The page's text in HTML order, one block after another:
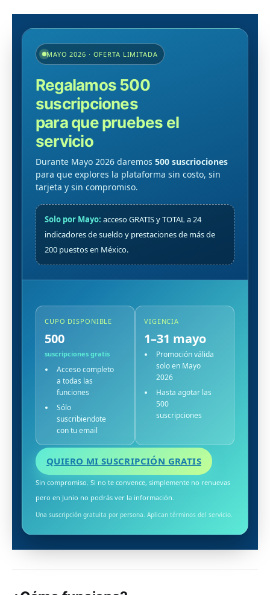
MAYO 2026 · OFERTA LIMITADA
Regalamos 500
suscripciones
para que pruebes el
servicio
Durante Mayo 2026 daremos 500 suscriociones
para que explores la plataforma sin costo, sin
tarjeta y sin compromiso.
Solo por Mayo: acceso GRATIS y TOTAL a 24
indicadores de sueldo y prestaciones de más de
200 puestos en México.
CUPO DISPONIBLE
500
suscripciones gratis
Acceso completo
a todas las
funciones
Sólo
suscribiendote
con tu email
VIGENCIA
1–31 mayo
Promoción válida
solo en Mayo
2026
Hasta agotar las
500
suscripciones
QUIERO MI SUSCRIPCIÓN GRATIS
Sin compromiso. Si no te convence, simplemente no renuevas
pero en Junio no podrás ver la información.
Una suscripción gratuita por persona. Aplican términos del servicio.